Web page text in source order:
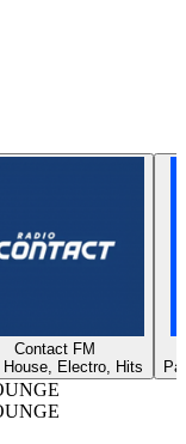
Contact FM
House, Electro, Hits